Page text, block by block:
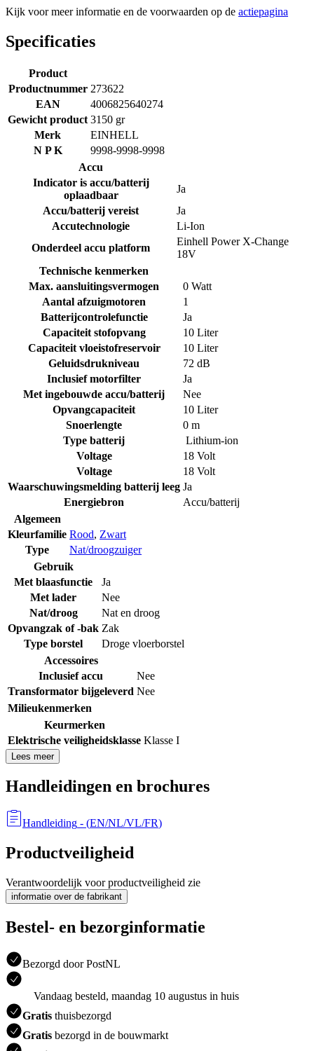
Kijk voor meer informatie en de voorwaarden op de actiepagina
Specificaties
Product
Productnummer 273622
EAN
4006825640274
Gewicht product 3150 gr
Merk
EINHELL
N P K
9998-9998-9998
Accu
Indicator is accu/batterij
oplaadbaar
Ja
Accu/batterij vereist
Ja
Accutechnologie
Li-Ion
Onderdeel accu platform
Einhell Power X-Change
18V
Technische kenmerken
Max. aansluitingsvermogen
0 Watt
Aantal afzuigmotoren
1
Batterijcontrolefunctie
Ja
Capaciteit stofopvang
10 Liter
Capaciteit vloeistofreservoir
10 Liter
Geluidsdrukniveau
72 dB
Inclusief motorfilter
Ja
Met ingebouwde accu/batterij
Nee
Opvangcapaciteit
10 Liter
Snoerlengte
0 m
Type batterij
Lithium-ion
Voltage
18 Volt
Voltage
18 Volt
Waarschuwingsmelding batterij leeg Ja
Energiebron
Accu/batterij
Algemeen
Kleurfamilie Rood, Zwart
Type
Nat/droogzuiger
Gebruik
Met blaasfunctie
Ja
Met lader
Nee
Nat/droog
Nat en droog
Opvangzak of -bak Zak
Type borstel
Droge vloerborstel
Accessoires
Inclusief accu
Nee
Transformator bijgeleverd Nee
Milieukenmerken
Keurmerken
Elektrische veiligheidsklasse Klasse I
Lees meer
Handleidingen en brochures
Handleiding - (EN/NL/VL/FR)
Productveiligheid
Verantwoordelijk voor productveiligheid zie
informatie over de fabrikant
Bestel- en bezorginformatie
Bezorgd door PostNL
Vandaag besteld, maandag 10 augustus in huis
Gratis thuisbezorgd
Gratis bezorgd in de bouwmarkt